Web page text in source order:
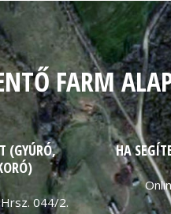
FARM
(GYÚRÓ,
044/2.
HA